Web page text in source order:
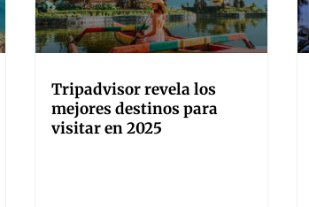
Tripadvisor revela los
mejores destinos para
visitar en 2025